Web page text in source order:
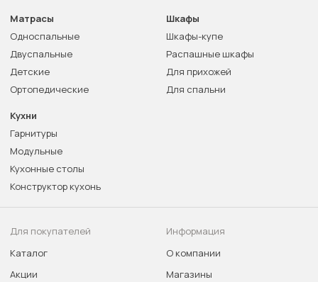
Матрасы
Односпальные
Двуспальные
Детские
Ортопедические
Шкафы
Шкафы-купе
Распашные шкафы
Для прихожей
Для спальни
Кухни
Гарнитуры
Модульные
Кухонные столы
Конструктор кухонь
Для покупателей
Каталог
Акции
Информация
О компании
Магазины